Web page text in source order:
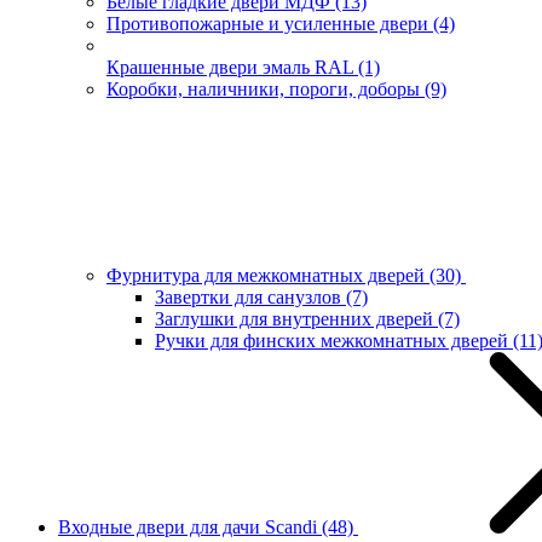
Противопожарные и усиленные двери (4)
Крашенные двери эмаль RAL (1)
Коробки, наличники, пороги, доборы (9)
Фурнитура для межкомнатных дверей (30)
Завертки для санузлов (7)
Заглушки для внутренних дверей (7)
Ручки для финских межкомнатных дверей (11)
Входные двери для дачи Scandi (48)